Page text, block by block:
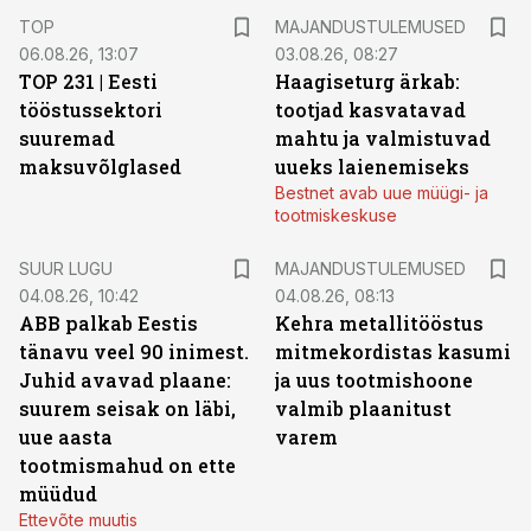
TOP
06.08.26, 13:07
TOP 231 | Eesti
tööstussektori
suuremad
maksuvõlglased
MAJANDUSTULEMUSED
03.08.26, 08:27
Haagiseturg ärkab:
tootjad kasvatavad
mahtu ja valmistuvad
uueks laienemiseks
Bestnet avab uue müügi- ja
tootmiskeskuse
SUUR LUGU
04.08.26, 10:42
ABB palkab Eestis
tänavu veel 90 inimest.
Juhid avavad plaane:
suurem seisak on läbi,
uue aasta
tootmismahud on ette
müüdud
Ettevõte muutis
MAJANDUSTULEMUSED
04.08.26, 08:13
Kehra metallitööstus
mitmekordistas kasumi
ja uus tootmishoone
valmib plaanitust
varem